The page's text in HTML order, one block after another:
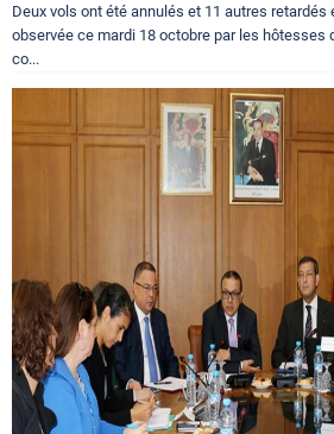
Deux vols ont été annulés et 11 autres retardés
observée ce mardi 18 octobre par les hôtesses
co...